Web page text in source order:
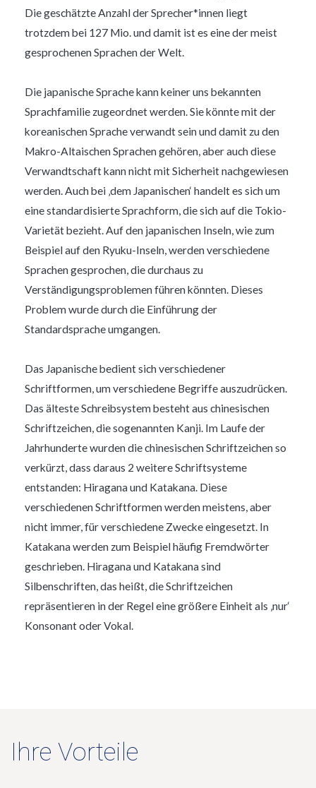
Die geschätzte Anzahl der Sprecher*innen liegt
trotzdem bei 127 Mio. und damit ist es eine der meist
gesprochenen Sprachen der Welt.
Die japanische Sprache kann keiner uns bekannten
Sprachfamilie zugeordnet werden. Sie könnte mit der
koreanischen Sprache verwandt sein und damit zu den
Makro-Altaischen Sprachen gehören, aber auch diese
Verwandtschaft kann nicht mit Sicherheit nachgewiesen
werden. Auch bei ‚dem Japanischen‘ handelt es sich um
eine standardisierte Sprachform, die sich auf die Tokio-
Varietät bezieht. Auf den japanischen Inseln, wie zum
Beispiel auf den Ryuku-Inseln, werden verschiedene
Sprachen gesprochen, die durchaus zu
Verständigungsproblemen führen könnten. Dieses
Problem wurde durch die Einführung der
Standardsprache umgangen.
Das Japanische bedient sich verschiedener
Schriftformen, um verschiedene Begriffe auszudrücken.
Das älteste Schreibsystem besteht aus chinesischen
Schriftzeichen, die sogenannten Kanji. Im Laufe der
Jahrhunderte wurden die chinesischen Schriftzeichen so
verkürzt, dass daraus 2 weitere Schriftsysteme
entstanden: Hiragana und Katakana. Diese
verschiedenen Schriftformen werden meistens, aber
nicht immer, für verschiedene Zwecke eingesetzt. In
Katakana werden zum Beispiel häufig Fremdwörter
geschrieben. Hiragana und Katakana sind
Silbenschriften, das heißt, die Schriftzeichen
repräsentieren in der Regel eine größere Einheit als ‚nur‘
Konsonant oder Vokal.
Ihre Vorteile